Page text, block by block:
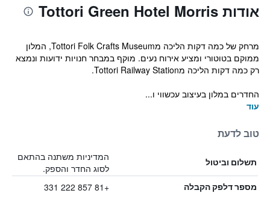
אודות Tottori Green Hotel Morris
מרחק של כמה דקות הליכה מTottori Folk Crafts Museum, המלון
ממוקם בטוטורי ומציע אירוח נעים. מוקף במבחר חנויות ידועות ונמצא
רק כמה דקות הליכה מTottori Railway Station.
החדרים במלון בעיצוב עכשווי ו...
עוד
טוב לדעת
תשלום וביטול
המדיניות משתנה בהתאם
לסוג החדר והספק.
מספר דלפק הקבלה +81 857 222 331